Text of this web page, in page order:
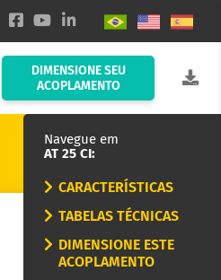
DIMENSIONE SEU
ACOPLAMENTO
Navegue em
AT 25 CI:
CARACTERÍSTICAS
TABELAS TÉCNICAS
DIMENSIONE ESTE
ACOPLAMENTO